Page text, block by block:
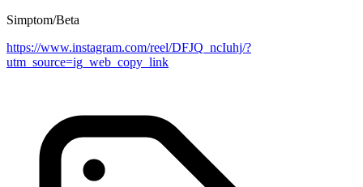
Simptom/Beta
https://www.instagram.com/reel/DFJQ_ncIuhj/?
utm_source=ig_web_copy_link